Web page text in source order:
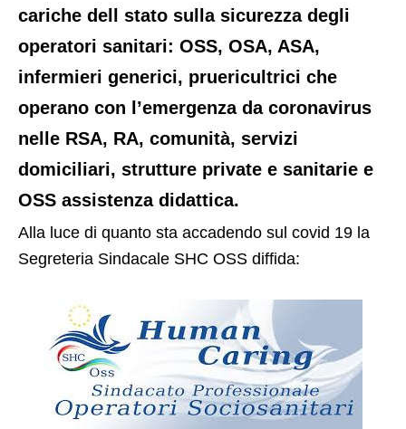
cariche dell stato sulla sicurezza degli
operatori sanitari: OSS, OSA, ASA,
infermieri generici, pruericultrici che
operano con l’emergenza da coronavirus
nelle RSA, RA, comunità, servizi
domiciliari, strutture private e sanitarie e
OSS assistenza didattica.
Alla luce di quanto sta accadendo sul covid 19 la
Segreteria Sindacale SHC OSS diffida: